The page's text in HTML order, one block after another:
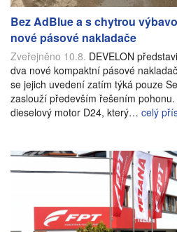
Bez AdBlue a s chytrou
nové pásové nakladače
Zveřejněno 10.8. DEVELON
dva nové kompaktní pásové
se jejich uvedení zatím týká pouze
zaslouží především řešením
dieselový motor D24, který… celý